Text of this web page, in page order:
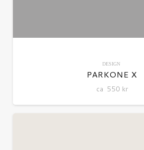
DESIGN
PARKONE X
ca 550 kr